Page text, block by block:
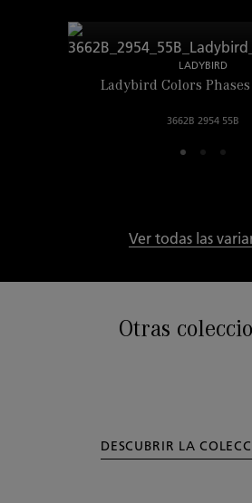
LADYBIRD
Ladybird Colors
3662B 2954 55B
Ver todas las
Otras
DESCUBRIR LA